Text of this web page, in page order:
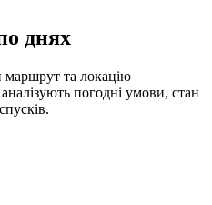
днях
маршрут та локацію
погодні умови, стан